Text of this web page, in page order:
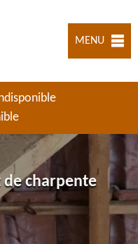
MENU
charpente